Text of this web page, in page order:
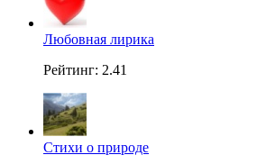
Любовная лирика
Рейтинг: 2.41
Стихи о природе